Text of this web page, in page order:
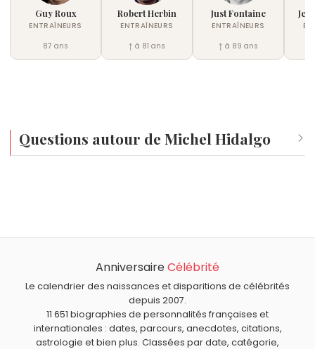
Guy Roux
ENTRAÎNEURS
87 ans
Robert Herbin
ENTRAÎNEURS
† à 81 ans
Just Fontaine
ENTRAÎNEURS
† à 89 ans
Questions autour de Michel Hidalgo
Qui est mort le même jour que Michel Hidalgo ?
Roland Barthes ,Philippe Bruneau
26 mars comme Michel Hidalgo.
Quels entraîneurs français sont du signe Bélier comme
Robert Herbin
du signe Bélier.
AnniversaireCélébrité
Le calendrier des naissances et disparitions de célébrités
depuis 2007.
11 651 biographies de personnalités françaises et
internationales : dates, parcours, anecdotes, citations,
astrologie et bien plus. Classées par date, catégorie,